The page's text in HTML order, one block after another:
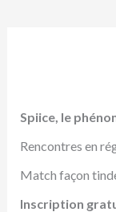
Spiice, le
Rencontres en
Match façon
Inscription